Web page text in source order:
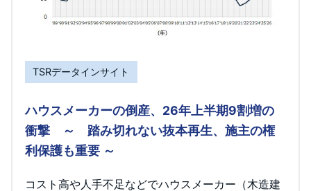
TSRデータインサイト
ハウスメーカーの倒産、26年上半期9割増の
衝撃 ～ 踏み切れない抜本再生、施主の権
利保護も重要 ～
コスト高や人手不足などでハウスメーカー（木造建